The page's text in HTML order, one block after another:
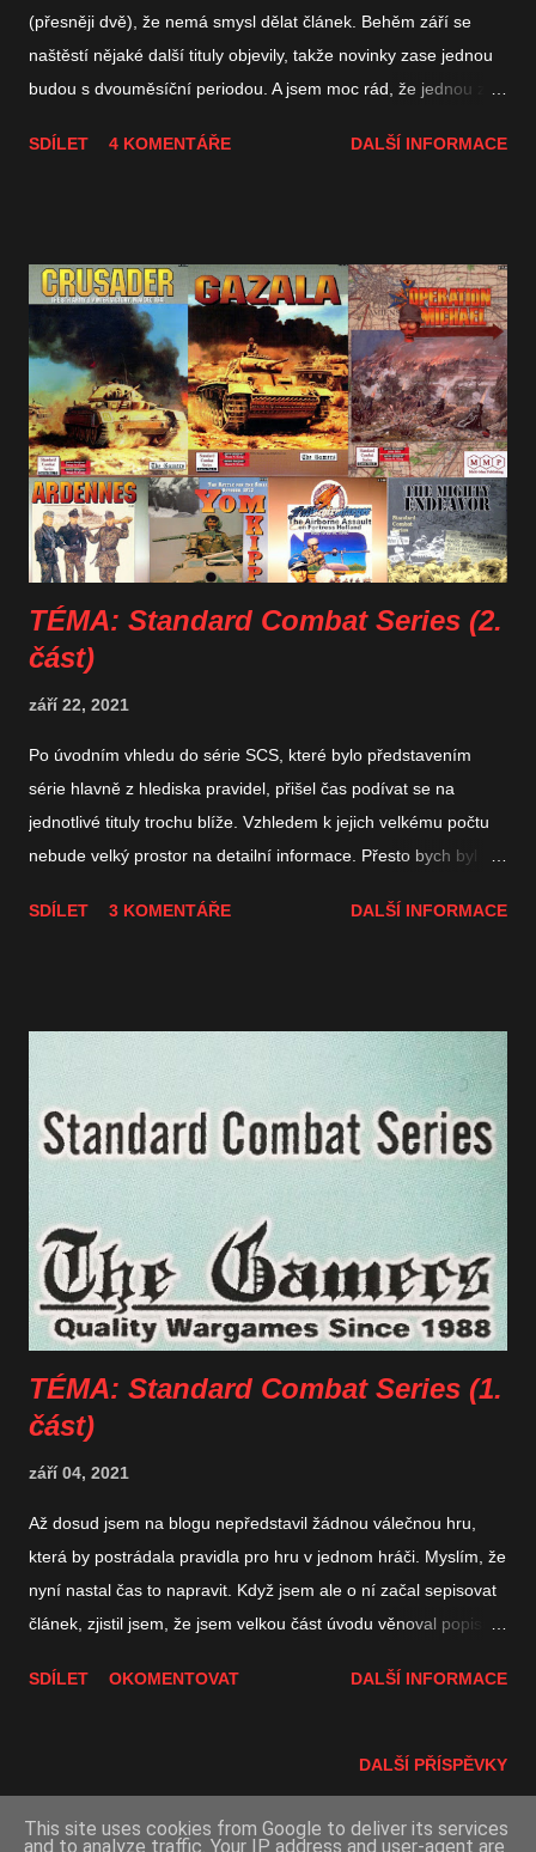
(přesněji dvě), že nemá smysl dělat článek. Behěm září se
naštěstí nějaké další tituly objevily, takže novinky zase jednou
budou s dvouměsíční periodou. A jsem moc rád, že jednou z
Mojžíše (alias Ježury). Nikdy by mě nenapadlo, že moje
aby jeho hra v rámci programu P500 uspěla a dostala se do
výroby. No a samozřejmě doufám, že Fox in the Box se
pochlapí a hru vydá v češtině, protože to do jejího portfolia
ideálně zapadá. A Petrovou hrou hned začneme! THE BELL
OF TREASON: 1938 Munich Crisis in Czechoslovakia Téma
Mnichovské krize, pokud mám dobré informace, není častým
námětem válečných her. Autor hry Petr Mojžíš sám přiznal v
jednom z rozhovorů, že ho to tak trochu trápilo a proto se
rozhodl vyvořit ...
SDÍLET 4 KOMENTÁŘE DALŠÍ INFORMACE
TÉMA: Standard Combat Series (2.
část)
září 22, 2021
Po úvodním vhledu do série SCS, které bylo představením
série hlavně z hlediska pravidel, přišel čas podívat se na
jednotlivé tituly trochu blíže. Vzhledem k jejich velkému počtu
nebude velký prostor na detailní informace. Přesto bych byl
by mu pomohly při výběru konkrétní hry, pokud se rozhodne
Publishing v roce 2001 koupila The Gamers a tím pádem i
převzala na svá bedra vydávání dalších dílů SCS včetně
reedicí, na nichž se už předtím podílela. I když jsem měl
původně v plánu představit v jednom článku všechny tituly,
nakonec jsem zjistil, že by to byl opravdu extrémně dlouhý text.
Takže poslední část s představením zbytku her bude mít
předmětem záverečného dílu o SCS sérii. 1. S TALINGRAD
POCKET (1992) Německé jednotky ve Stalingradu v obklíčení
sovětských ...
SDÍLET 3 KOMENTÁŘE DALŠÍ INFORMACE
TÉMA: Standard Combat Series (1.
část)
září 04, 2021
Až dosud jsem na blogu nepředstavil žádnou válečnou hru,
která by postrádala pravidla pro hru v jednom hráči. Myslím, že
nyní nastal čas to napravit. Když jsem ale o ní začal sepisovat
článek, zjistil jsem, že jsem velkou část úvodu věnoval popisu
nejprve napíšu tématický článek o sérii, která si to dle mého
Jaká to bude konkrétně hra ještě neprozradím, ale možná to z
je ve světě žetonkových wargames známá a slavná. Její
SDÍLET OKOMENTOVAT DALŠÍ INFORMACE
DALŠÍ PŘÍSPĚVKY
This site uses cookies from Google to deliver its services
and to analyze traffic. Your IP address and user-agent are